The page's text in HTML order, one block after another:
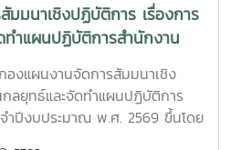
มมนาเชิงปฏิบัติการ เรื่องการ
ำแผนปฏิบัติการสำนักงาน
ะมาณ พ.ศ. 2569
งแผนงานจัดการสัมมนาเชิง
ลยุทธ์และจัดทำแผนปฏิบัติการ
ำปีงบประมาณ พ.ศ. 2569 ขึ้นโดย